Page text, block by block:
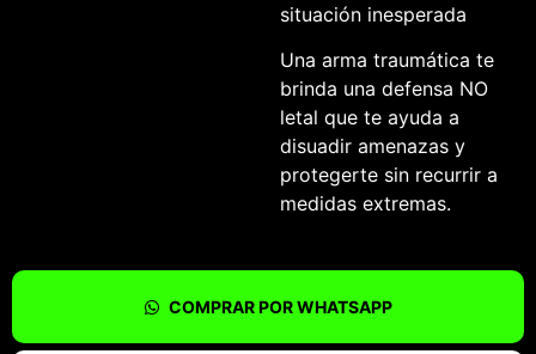
situación inesperada
Una arma traumática te
brinda una defensa NO
letal que te ayuda a
disuadir amenazas y
protegerte sin recurrir a
medidas extremas.
COMPRAR POR WHATSAPP